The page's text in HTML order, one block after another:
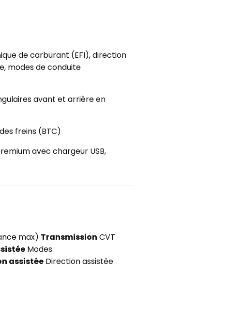
de carburant (EFI), direction
modes de conduite
avant et arrière en
freins (BTC)
avec chargeur USB,
max) Transmission CVT
Modes
assistée Direction assistée